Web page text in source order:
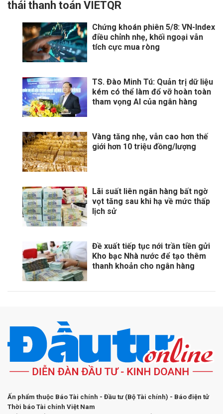
thái thanh toán VIETQR
Chứng khoán phiên 5/8: VN-Index
điều chỉnh nhẹ, khối ngoại vẫn
tích cực mua ròng
TS. Đào Minh Tú: Quản trị dữ liệu
kém có thể làm đổ vỡ hoàn toàn
tham vọng AI của ngân hàng
Vàng tăng nhẹ, vẫn cao hơn thế
giới hơn 10 triệu đồng/lượng
Lãi suất liên ngân hàng bất ngờ
vọt tăng sau khi hạ về mức thấp
lịch sử
Đề xuất tiếp tục nới trần tiền gửi
Kho bạc Nhà nước để tạo thêm
thanh khoản cho ngân hàng
Ấn phẩm thuộc Báo Tài chính - Đầu tư (Bộ Tài chính) - Báo điện tử
Thời báo Tài chính Việt Nam